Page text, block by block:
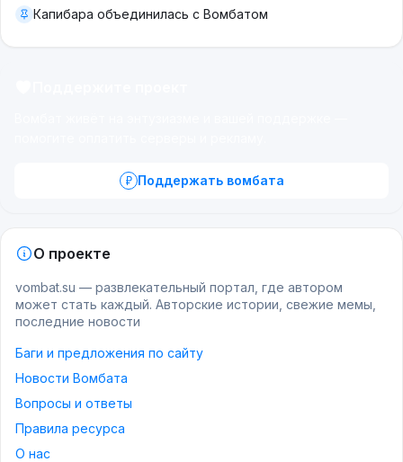
Капибара объединилась с Вомбатом
Поддержать вомбата
О проекте
vombat.su — развлекательный портал, где автором
может стать каждый. Авторские истории, свежие мемы,
последние новости
Баги и предложения по сайту
Новости Вомбата
Вопросы и ответы
Правила ресурса
О нас